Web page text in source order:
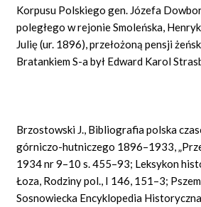
Korpusu Polskiego gen. Józefa
poległego w rejonie Smoleńska,
Julię (ur. 1896), przełożoną pensji
Bratankiem S-a był Edward Karol
Brzostowski J., Bibliografia polska
górniczo-hutniczego 1896–1933,
1934 nr 9–10 s. 455–93; Leksykon
Łoza, Rodziny pol., I 146, 151–3;
Sosnowiecka Encyklopedia